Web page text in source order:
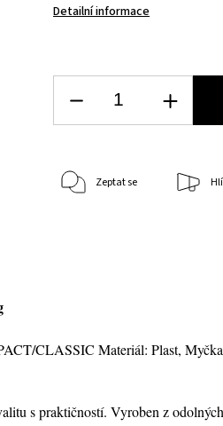
Detailní informace
Zeptat se
CLASSIC Materiál: Plast,
s praktičností. Vyroben z odolných